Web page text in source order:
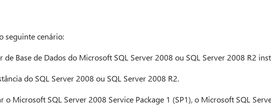
seguinte cenário:
de Base de Dados do Microsoft SQL Server 2008 ou SQL Server 2008 R2
do SQL Server 2008 ou SQL Server 2008 R2.
o Microsoft SQL Server 2008 Service Package 1 (SP1), o Microsoft SQL